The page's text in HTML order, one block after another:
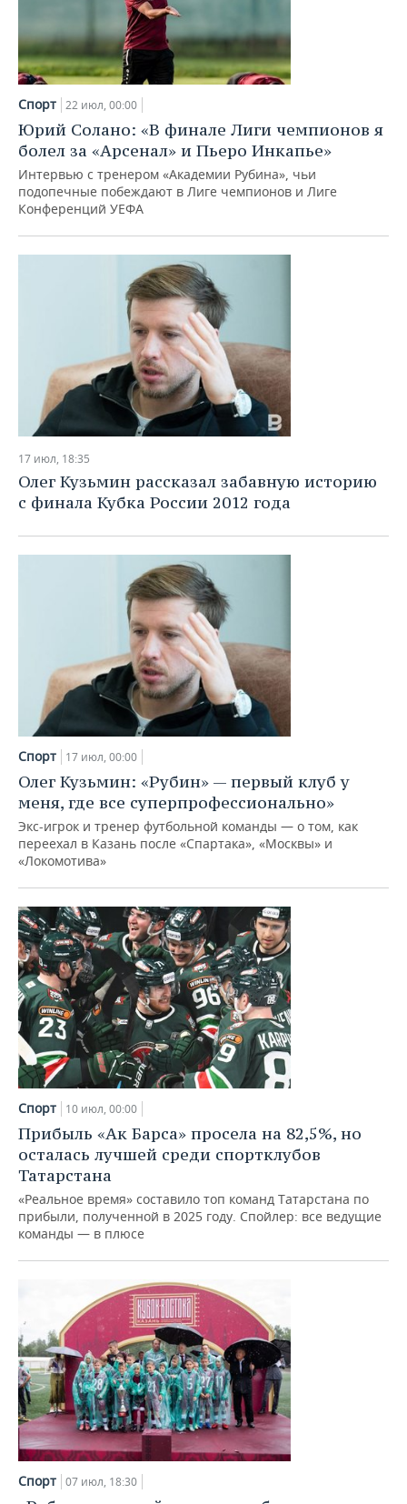
Спорт 22 июл, 00:00
Юрий Солано: «В финале Лиги чемпионов я
болел за «Арсенал» и Пьеро Инкапье»
Интервью с тренером «Академии Рубина», чьи
подопечные побеждают в Лиге чемпионов и Лиге
Конференций УЕФА
17 июл, 18:35
Олег Кузьмин рассказал забавную историю
с финала Кубка России 2012 года
Спорт 17 июл, 00:00
Олег Кузьмин: «Рубин» — первый клуб у
меня, где все суперпрофессионально»
Экс-игрок и тренер футбольной команды — о том, как
переехал в Казань после «Спартака», «Москвы» и
«Локомотива»
Спорт 10 июл, 00:00
Прибыль «Ак Барса» просела на 82,5%, но
осталась лучшей среди спортклубов
Татарстана
«Реальное время» составило топ команд Татарстана по
прибыли, полученной в 2025 году. Спойлер: все ведущие
команды — в плюсе
Спорт 07 июл, 18:30